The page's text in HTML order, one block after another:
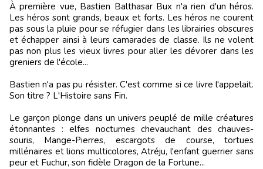
À première vue, Bastien Balthasar Bux n'a rien d'un héros.
Les héros sont grands, beaux et forts. Les héros ne courent
pas sous la pluie pour se réfugier dans les librairies obscures
et échapper ainsi à leurs camarades de classe. Ils ne volent
pas non plus les vieux livres pour aller les dévorer dans les
greniers de l'école...
Bastien n'a pas pu résister. C'est comme si ce livre l'appelait.
Son titre ? L'Histoire sans Fin.
Le garçon plonge dans un univers peuplé de mille créatures
étonnantes : elfes nocturnes chevauchant des chauves-
souris, Mange-Pierres, escargots de course, tortues
millénaires et lions multicolores, Atréju, l'enfant guerrier sans
peur et Fuchur, son fidèle Dragon de la Fortune...